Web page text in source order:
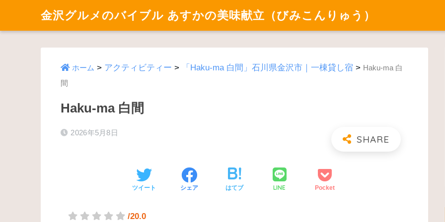
金沢グルメのバイブル あすかの美味献立（びみこんりゅう）
ホーム > アクティビティー > 「Haku-ma 白間」石川県金沢市｜一棟貸し宿 > Haku-ma 白
間
Haku-ma 白間
2026年5月8日
ツイート シェア はてブ LINE Pocket
/20.0